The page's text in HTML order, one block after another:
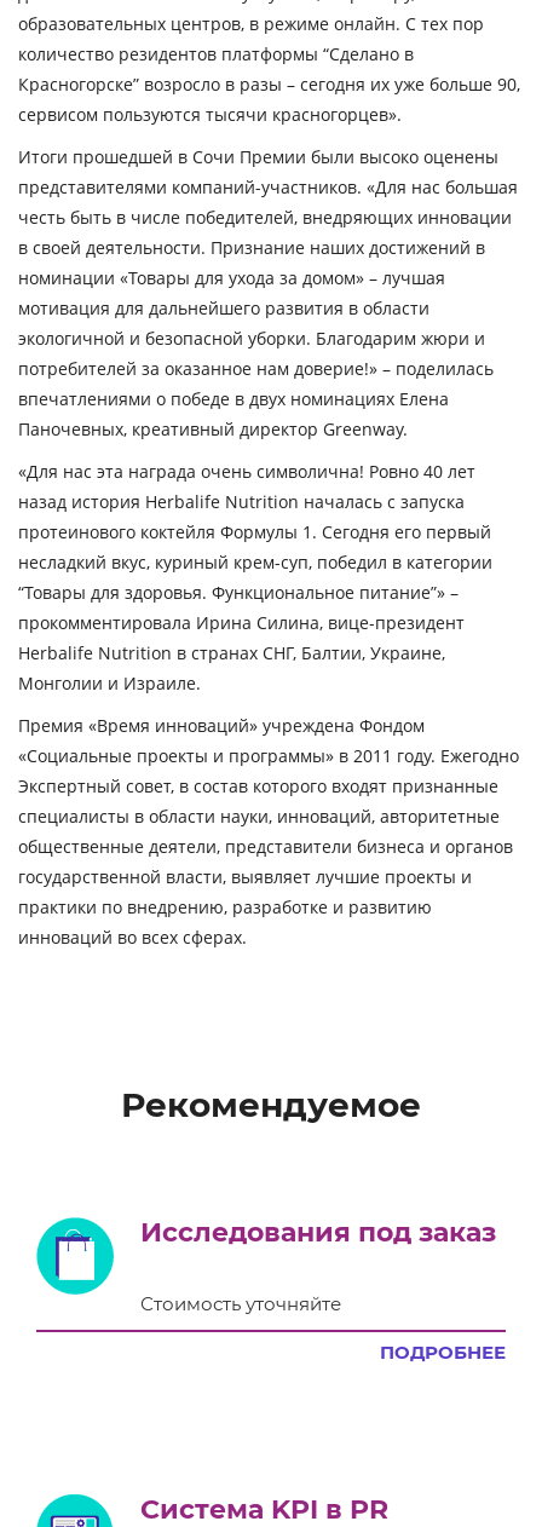
образовательных центров, в режиме онлайн. С тех пор
количество резидентов платформы “Сделано в
Красногорске” возросло в разы – сегодня их уже больше 90,
сервисом пользуются тысячи красногорцев».
Итоги прошедшей в Сочи Премии были высоко оценены
представителями компаний-участников. «Для нас большая
честь быть в числе победителей, внедряющих инновации
в своей деятельности. Признание наших достижений в
номинации «Товары для ухода за домом» – лучшая
мотивация для дальнейшего развития в области
экологичной и безопасной уборки. Благодарим жюри и
потребителей за оказанное нам доверие!» – поделилась
впечатлениями о победе в двух номинациях Елена
Паночевных, креативный директор Greenway.
«Для нас эта награда очень символична! Ровно 40 лет
назад история Herbalife Nutrition началась с запуска
протеинового коктейля Формулы 1. Сегодня его первый
несладкий вкус, куриный крем-суп, победил в категории
“Товары для здоровья. Функциональное питание”» –
прокомментировала Ирина Силина, вице-президент
Herbalife Nutrition в странах СНГ, Балтии, Украине,
Монголии и Израиле.
Премия «Время инноваций» учреждена Фондом
«Социальные проекты и программы» в 2011 году. Ежегодно
Экспертный совет, в состав которого входят признанные
специалисты в области науки, инноваций, авторитетные
общественные деятели, представители бизнеса и органов
государственной власти, выявляет лучшие проекты и
практики по внедрению, разработке и развитию
инноваций во всех сферах.
Рекомендуемое
Исследования под заказ
Стоимость уточняйте
ПОДРОБНЕЕ
Система KPI в PR